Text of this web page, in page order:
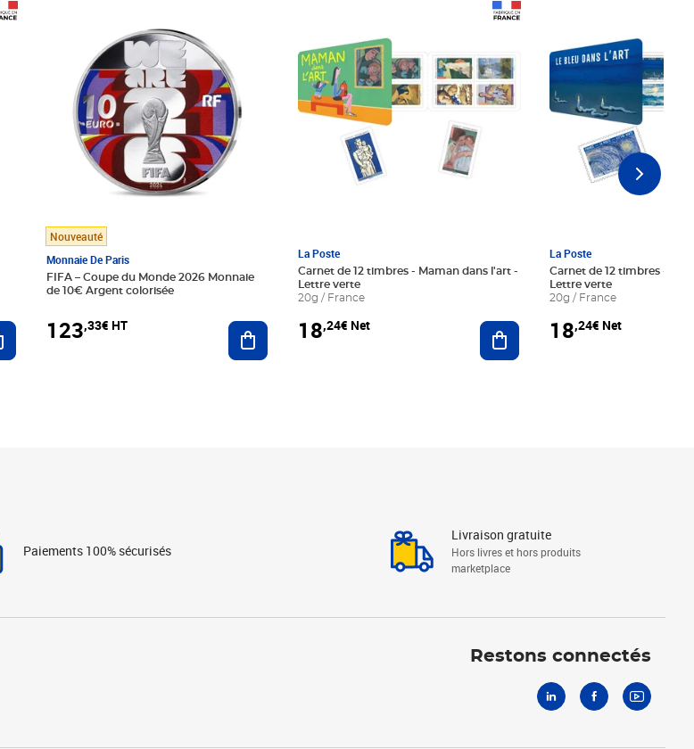
Ajouter au panier
Nouveauté
Monnaie De Paris
FIFA – Coupe du Monde 2026 Monnaie
de 10€ Argent colorisée
123,33€ HT Ajouter au panier
La Poste
Carnet de 12 timbres - Maman dans l'art -
Lettre verte
20g / France
18,24€ Net Ajouter au panier
La Poste
Carnet de 12 timbres - Le
Lettre verte
20g / France
18,24€ Net
Paiements 100% sécurisés
Livraison gratuite
Hors livres et hors produits
marketplace
Restons connectés